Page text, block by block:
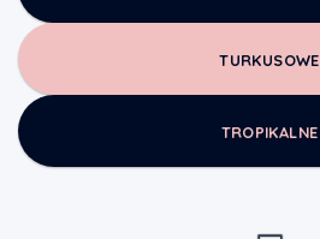
TURKUSOWE
TROPIKALNE